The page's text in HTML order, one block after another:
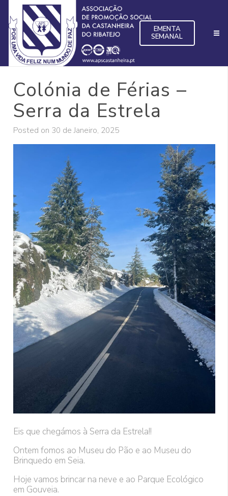
EMENTA
SEMANAL
Colónia de Férias –
Serra da Estrela
Posted on 30 de Janeiro, 2025
Eis que chegámos à Serra da Estrela!!
Ontem fomos ao Museu do Pão e ao Museu do
Brinquedo em Seia.
Hoje vamos brincar na neve e ao Parque Ecológico
em Gouveia.